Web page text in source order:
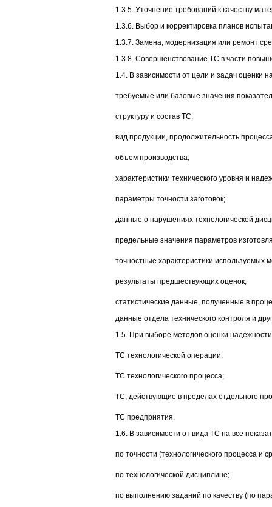
1.3.5. Уточнение требований к качеству
1.3.6. Выбор и корректировка планов
1.3.7. Замена, модернизация или ремонт
1.3.8. Совершенствование ТС в части
1.4. В зависимости от цели и задач оценки
требуемые или базовые значения
структуру и состав ТС;
вид продукции, продолжительность
объем производства;
характеристики технического уровня и
параметры точности заготовок;
данные о нарушениях технологической
предельные значения параметров
точностные характеристики используемых
результаты предшествующих оценок;
статистические данные, полученные в
данные отдела технического контроля и
1.5. При выборе методов оценки
ТС технологической операции;
ТС технологического процесса;
ТС, действующие в пределах отдельного
ТС предприятия.
1.6. В зависимости от вида ТС на все
по точности (технологического процесса и
по технологической дисциплине;
по выполнению заданий по качеству (по